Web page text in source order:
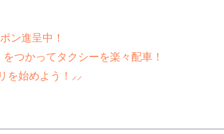
ン進呈中！
つかってタクシーを楽々配車！
を始めよう！⸝⸝